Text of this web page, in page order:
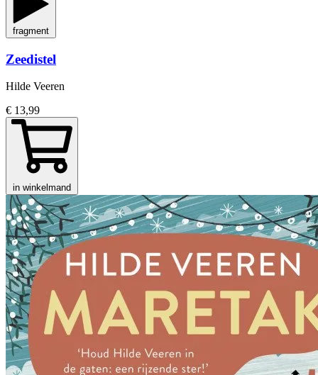
fragment
Zeedistel
Hilde Veeren
€ 13,99
in winkelmand